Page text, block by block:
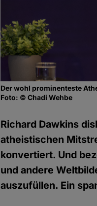
Der wohl prominenteste
Foto: © Chadi Wehbe
Richard Dawkins
atheistischen
konvertiert. Und
und andere
auszufüllen. Ein